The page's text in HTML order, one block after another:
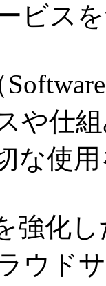
ビス
や仕
な使
強化
ウド